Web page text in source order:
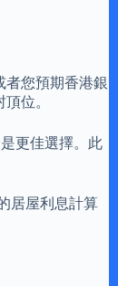
者您預期香港銀
位。
更佳選擇。此
居屋利息計算